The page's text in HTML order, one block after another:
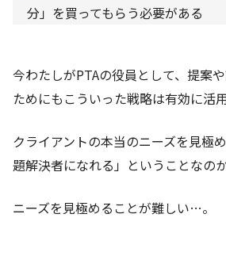
分」を買ってもらう必要がある
今わたしがPTAの役員として、提案
ためにもこういった戦略は有効に活
クライアントの本当のニーズを見極
題解決者になれる」ということなのか
ニーズを見極めることが難しい…。